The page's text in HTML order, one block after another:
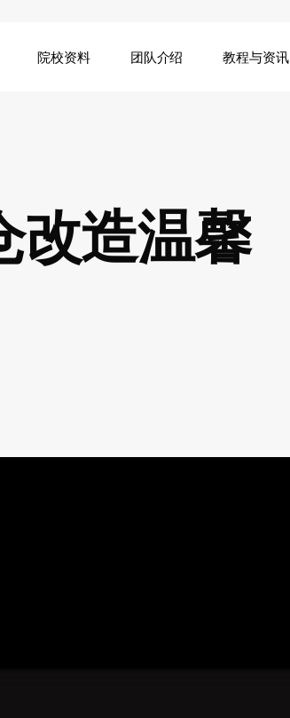
院校资料 团队介绍 教程与资讯
改造温馨